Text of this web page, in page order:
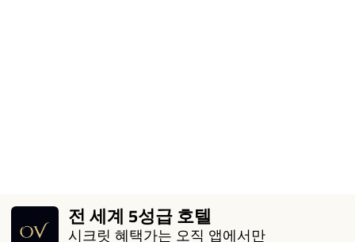
전 세계 5성급 호텔
시크릿 혜택가는 오직 앱에서만